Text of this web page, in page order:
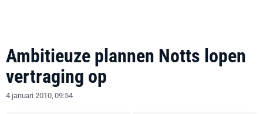
Ambitieuze plannen Notts lopen
vertraging op
4 januari 2010, 09:54